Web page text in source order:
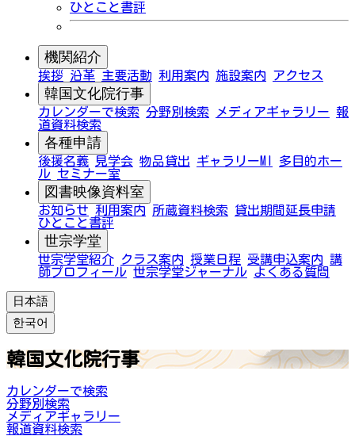
ひとこと書評
機関紹介
挨拶 沿革 主要活動 利用案内 施設案内 アクセス
韓国文化院行事
カレンダーで検索 分野別検索 メディアギャラリー 報
道資料検索
各種申請
後援名義 見学会 物品貸出 ギャラリーMI
多目的ホー
ル セミナー室
図書映像資料室
お知らせ 利用案内 所蔵資料検索
貸出期間延長申請
ひとこと書評
世宗学堂
世宗学堂紹介 クラス案内 授業日程 受講申込案内 講
師プロフィール 世宗学堂ジャーナル よくある質問
日本語
한국어
韓国文化院行事
カレンダーで検索
分野別検索
メディアギャラリー
報道資料検索